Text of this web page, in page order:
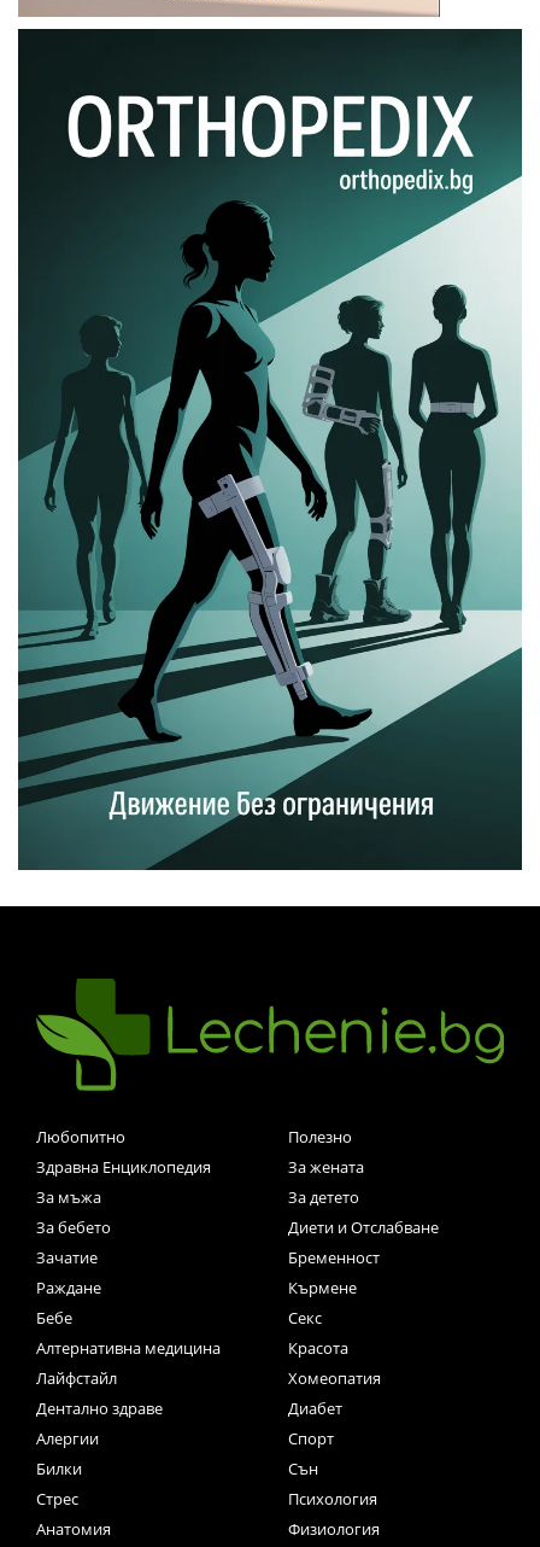
Любопитно
Полезно
Здравна Енциклопедия
За жената
За мъжа
За детето
За бебето
Диети и Отслабване
Зачатие
Бременност
Раждане
Кърмене
Бебе
Секс
Алтернативна медицина
Красота
Лайфстайл
Хомеопатия
Дентално здраве
Диабет
Алергии
Спорт
Билки
Сън
Стрес
Психология
Анатомия
Физиология